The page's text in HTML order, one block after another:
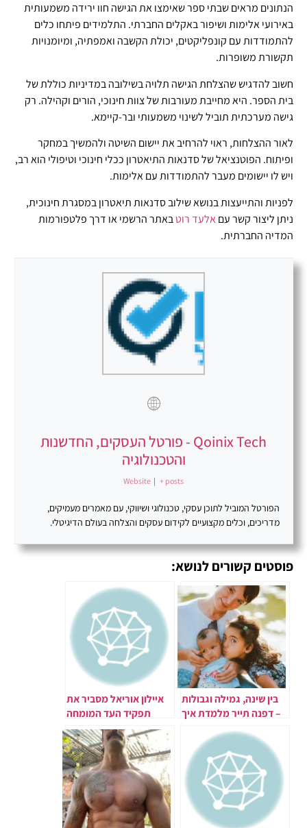
הנתונים מראים שבתי ספר שאימצו את הגישה חוו ירידה משמעותית
באירועי אלימות ושיפור באקלים החברתי. התלמידים פיתחו כלים
להתמודדות עם קונפליקטים, יכולת הקשבה ואמפתיה, ומיומנויות
תקשורת משופרות.
חשוב להדגיש שהצלחת הגישה תלויה בשילובה במדיניות כוללת של
בית הספר. היא מחייבת מעורבות של צוות חינוכי, הורים וקהילה. רק
גישה מערכתית תוביל לשינוי משמעותי ובר-קיימא.
לאור ההצלחות, ראוי להרחיב את יישום השיטה ולהמשיך במחקר
ופיתוח. הפוטנציאל של סדנאות התיאטרון ככלי חינוכי וטיפולי הוא רב,
ויש לו יישומים מעבר להתמודדות עם אלימות.
לפניות והתייעצות בנושא שילוב סדנאות תיאטרון במסגרת חינוכית,
ניתן ליצור קשר עם אלעד רוטבאתר הרשמי או דרך פלטפורמות
המדיה החברתית.
Qoinix Tech - פורטל העסקים, החדשנות
והטכנולוגיה
Website | + posts
הפורטל המוביל לתוכן עסקי, טכנולוגי ושיווקי, עם מאמרים מעמיקים,
מדריכים, וכלים מקצועיים לקידום עסקים והצלחה בעולם הדיגיטלי.
פוסטים קשורים לנושא:
בין שינה, גמילה וגבולות
– דפנה תייר מלמדת איך
של ביטחון ושקט בבית
איילון אוריאל מסביר את
תפקיד העד המומחה
בבית משפט